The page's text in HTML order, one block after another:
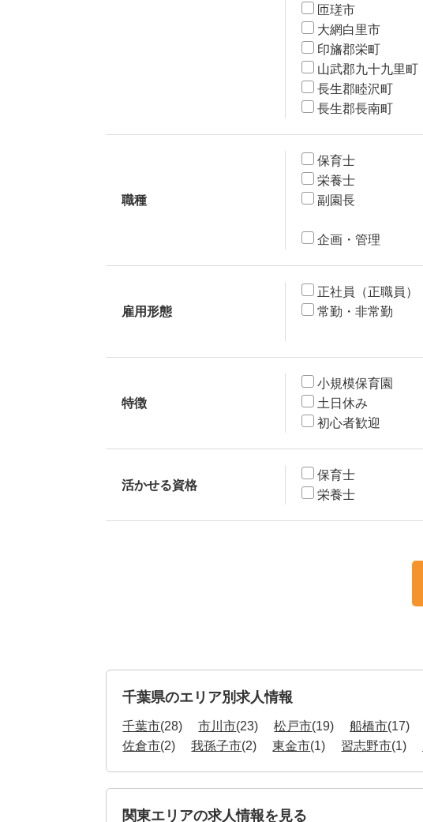
匝瑳市
大網白里市
印旛郡栄町
山武郡九十九里町
長生郡睦沢町
長生郡長南町
職種
保育士
栄養士
副園長
企画・管理
雇用形態
正社員（正職員）
常勤・非常勤
特徴
小規模保育園
土日休み
初心者歓迎
活かせる資格
保育士
栄養士
千葉県のエリア別求人情報
千葉市(28) 市川市(23) 松戸市(19) 船橋市(17)
佐倉市(2) 我孫子市(2) 東金市(1) 習志野市(1)
関東エリアの求人情報を見る